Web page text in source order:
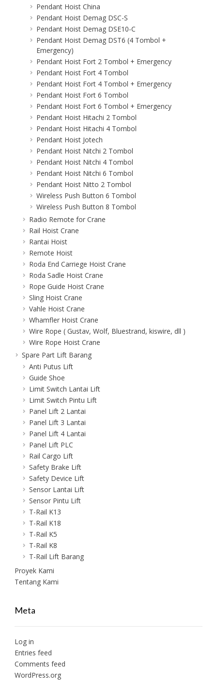
Pendant Hoist China
Pendant Hoist Demag DSC-S
Pendant Hoist Demag DSE10-C
Pendant Hoist Demag DST6 (4 Tombol +
Emergency)
Pendant Hoist Fort 2 Tombol + Emergency
Pendant Hoist Fort 4 Tombol
Pendant Hoist Fort 4 Tombol + Emergency
Pendant Hoist Fort 6 Tombol
Pendant Hoist Fort 6 Tombol + Emergency
Pendant Hoist Hitachi 2 Tombol
Pendant Hoist Hitachi 4 Tombol
Pendant Hoist Jotech
Pendant Hoist Nitchi 2 Tombol
Pendant Hoist Nitchi 4 Tombol
Pendant Hoist Nitchi 6 Tombol
Pendant Hoist Nitto 2 Tombol
Wireless Push Button 6 Tombol
Wireless Push Button 8 Tombol
Radio Remote for Crane
Rail Hoist Crane
Rantai Hoist
Remote Hoist
Roda End Carriege Hoist Crane
Roda Sadle Hoist Crane
Rope Guide Hoist Crane
Sling Hoist Crane
Vahle Hoist Crane
Whamfler Hoist Crane
Wire Rope ( Gustav, Wolf, Bluestrand, kiswire, dll )
Wire Rope Hoist Crane
Spare Part Lift Barang
Anti Putus Lift
Guide Shoe
Limit Switch Lantai Lift
Limit Switch Pintu Lift
Panel Lift 2 Lantai
Panel Lift 3 Lantai
Panel Lift 4 Lantai
Panel Lift PLC
Rail Cargo Lift
Safety Brake Lift
Safety Device Lift
Sensor Lantai Lift
Sensor Pintu Lift
T-Rail K13
T-Rail K18
T-Rail K5
T-Rail K8
T-Rail Lift Barang
Proyek Kami
Tentang Kami
Meta
Log in
Entries feed
Comments feed
WordPress.org